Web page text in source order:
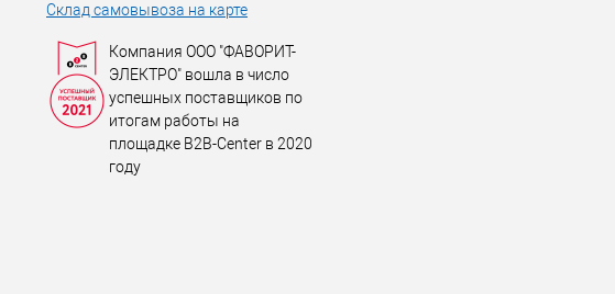
Склад самовывоза на карте
Компания ООО "ФАВОРИТ-
ЭЛЕКТРО" вошла в число
успешных поставщиков по
итогам работы на
площадке B2B-Center в 2020
году